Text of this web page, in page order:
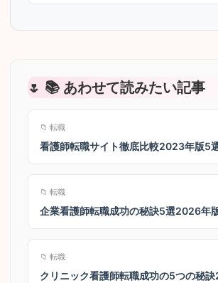
📚 あわせて読みたい記事
📁 転職
看護師転職サイト徹底比較2023年版5
📁 転職
企業看護師転職成功の秘訣5選2026年
📁 転職
クリニック看護師転職成功の5つの秘